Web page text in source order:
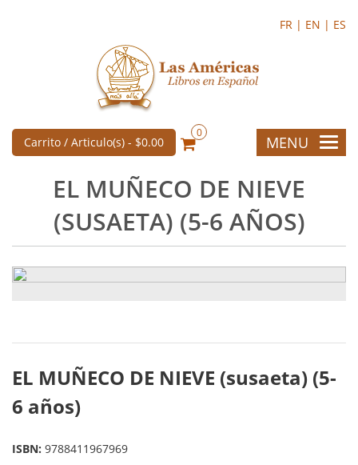
FR | EN | ES
Carrito / Articulo(s) - $0.00
0
MENU
EL MUÑECO DE NIEVE
(SUSAETA) (5-6 AÑOS)
EL MUÑECO DE NIEVE (susaeta) (5-
6 años)
ISBN: 9788411967969